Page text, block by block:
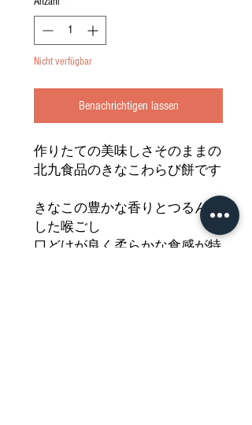
Nicht verfügbar
Benachrichtigen lassen
作りたての美味しさそのままの
北九食品のきなこわらび餅です
きなこの豊かな香りとつるんと
した喉ごし
口どけが良く柔らかな食感が特